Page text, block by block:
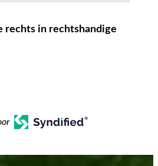
rechts in rechtshandige